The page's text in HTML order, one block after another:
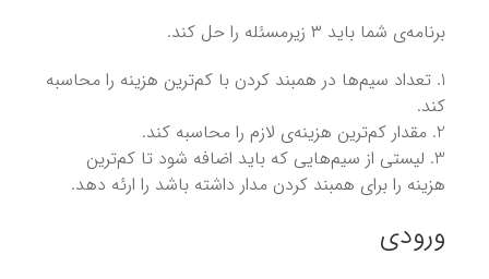
برنامه‌ی شما باید ۳ زیرمسئله را حل کند.
تعداد سیم‌ها در همبند کردن با کم‌ترین هزینه را محاسبه
کند.
مقدار کم‌ترین هزینه‌ی لازم را محاسبه کند.
لیستی از سیم‌هایی که باید اضافه شود تا کم‌ترین
هزینه را برای همبند کردن مدار داشته باشد را ارئه دهد.
ورودی